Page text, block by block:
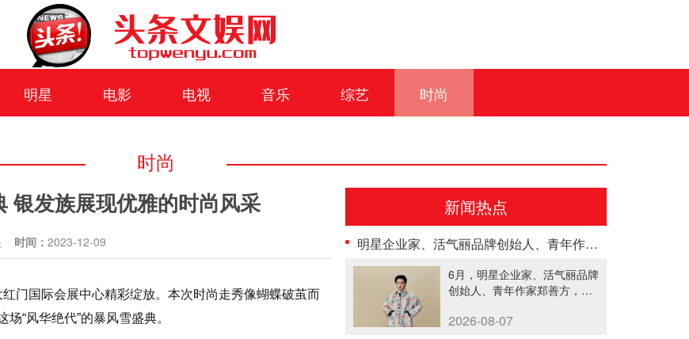
明星 电影 电视 音乐 综艺 时尚
时尚
银发族展现优雅的时尚风采
时间： 2023-12-09
门国际会展中心精彩绽放。本次时尚走秀像蝴蝶破茧而
“风华绝代”的暴风雪盛典。
新闻热点
明星企业家、活气丽品牌创始人、青年作家郑善方荣登《势界POWERCIRCLES》6月刊
6月，明星企业家、活气丽品牌
创始人、青年作家郑善方，以
2026-08-07